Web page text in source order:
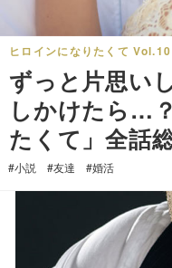
ヒロインになりたくて Vol.10
ずっと片思い
しかけたら…
たくて」全話
#小説 #友達 #婚活